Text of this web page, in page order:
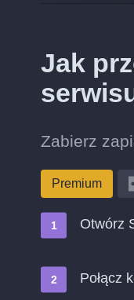
Jak
Zabierz
Premium
Otwórz
Połącz